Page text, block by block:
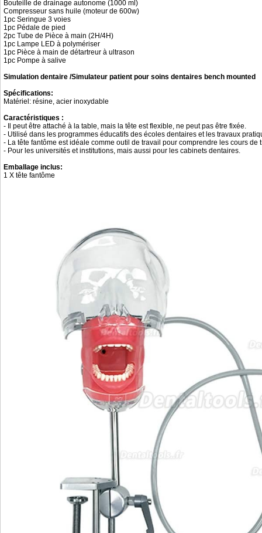
Bouteille de drainage autonome (1000 ml)
Compresseur sans huile (moteur de 600w)
1pc Seringue 3 voies
1pc Pédale de pied
2pc Tube de Pièce à main (2H/4H)
1pc Lampe LED à polymériser
1pc Pièce à main de détartreur à ultrason
1pc Pompe à salive
Simulation dentaire /Simulateur patient pour soins dentaires bench mounted
Spécifications:
Matériel: résine, acier inoxydable
Caractéristiques :
- Il peut être attaché à la table, mais la tête est flexible, ne peut pas être fixée.
- Utilisé dans les programmes éducatifs des écoles dentaires et les travaux
- La tête fantôme est idéale comme outil de travail pour comprendre les cours
- Pour les universités et institutions, mais aussi pour les cabinets dentaires.
Emballage inclus:
1 X tête fantôme